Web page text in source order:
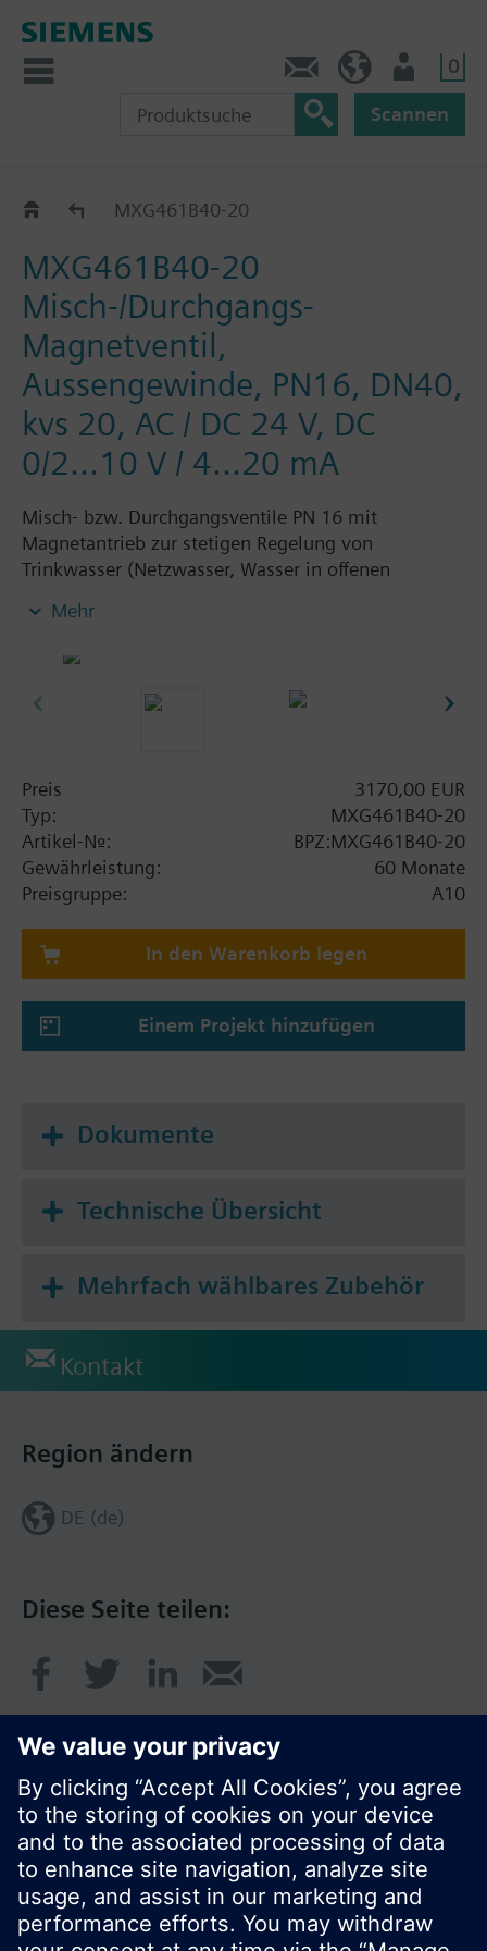
0
Scannen
MXG461B..MXG461B40-20
MXG461B40-20
Misch-/Durchgangs-
Magnetventil,
Aussengewinde, PN16, DN40,
kvs 20, AC / DC 24 V, DC
0/2...10 V / 4...20 mA
Misch- bzw. Durchgangsventile PN 16 mit
Magnetantrieb zur stetigen Regelung von
Trinkwasser (Netzwasser, Wasser in offenen
Kreisläufen), Kalt- und Warmwasser.
Mit Stellungsregelung, Stellungsrückmeldung,
Zusatzinformation
ACHTUNG!
Das Ventil darf nur als Misch- oder
Durchgangsventil, nicht als Verteilventil eingesetzt
werden.
Mehr
Preis
3170,00 EUR
Typ:
MXG461B40-20
Artikel-Nr.:
BPZ:MXG461B40-20
Gewährleistung:
60 Monate
Preisgruppe:
A10
In den Warenkorb legen
Einem Projekt hinzufügen
Dokumente
Technische Übersicht
Mehrfach wählbares Zubehör
Kontakt
Diese Seite teilen:
Region ändern
DE (de)
© Siemens Schweiz AG 2020
Preise: unverbindliche Preisempfehlung ohne